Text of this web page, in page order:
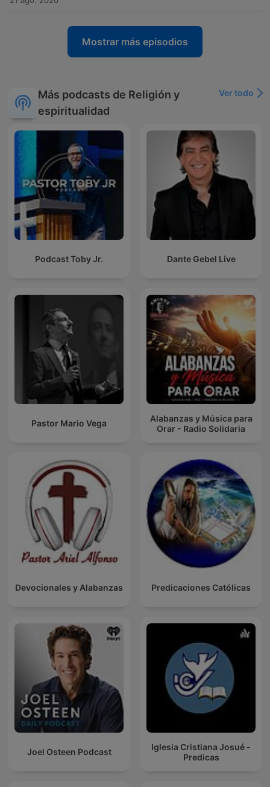
Mostrar más episodios
Más podcasts de Religión y
espiritualidad
Ver todo
Podcast Toby Jr. Dante Gebel Live
Pastor Mario Vega
Alabanzas y Música para
Orar - Radio Solidaria
Devocionales y Alabanzas Predicaciones Católicas
Joel Osteen Podcast
Iglesia Cristiana Josué -
Predicas